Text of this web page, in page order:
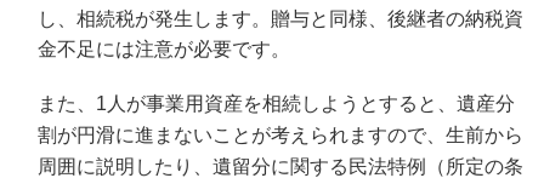
し、相続税が発生します。贈与と同様、後継者の納税資
金不足には注意が必要です。
また、1人が事業用資産を相続しようとすると、遺産分
割が円滑に進まないことが考えられますので、生前から
周囲に説明したり、遺留分に関する民法特例（所定の条